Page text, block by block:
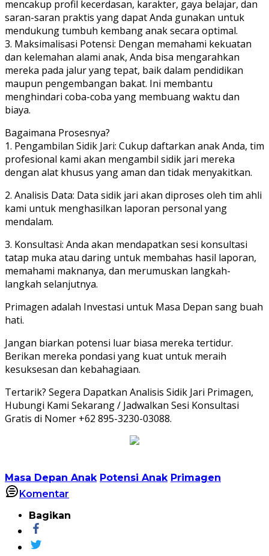
mencakup profil kecerdasan, karakter, gaya belajar, dan
saran-saran praktis yang dapat Anda gunakan untuk
mendukung tumbuh kembang anak secara optimal.
3. ⁠Maksimalisasi Potensi: Dengan memahami kekuatan
dan kelemahan alami anak, Anda bisa mengarahkan
mereka pada jalur yang tepat, baik dalam pendidikan
maupun pengembangan bakat. Ini membantu
menghindari coba-coba yang membuang waktu dan
biaya.
Bagaimana Prosesnya?
1. Pengambilan Sidik Jari: Cukup daftarkan anak Anda, tim
profesional kami akan mengambil sidik jari mereka
dengan alat khusus yang aman dan tidak menyakitkan.
2. Analisis Data: Data sidik jari akan diproses oleh tim ahli
kami untuk menghasilkan laporan personal yang
mendalam.
3. Konsultasi: Anda akan mendapatkan sesi konsultasi
tatap muka atau daring untuk membahas hasil laporan,
memahami maknanya, dan merumuskan langkah-
langkah selanjutnya.
Primagen adalah Investasi untuk Masa Depan sang buah
hati.
Jangan biarkan potensi luar biasa mereka tertidur.
Berikan mereka pondasi yang kuat untuk meraih
kesuksesan dan kebahagiaan.
Tertarik? Segera Dapatkan Analisis Sidik Jari Primagen,
Hubungi Kami Sekarang / Jadwalkan Sesi Konsultasi
Gratis di Nomer +62 895-3230-03088.
Masa Depan Anak Potensi Anak Primagen
Komentar
Bagikan